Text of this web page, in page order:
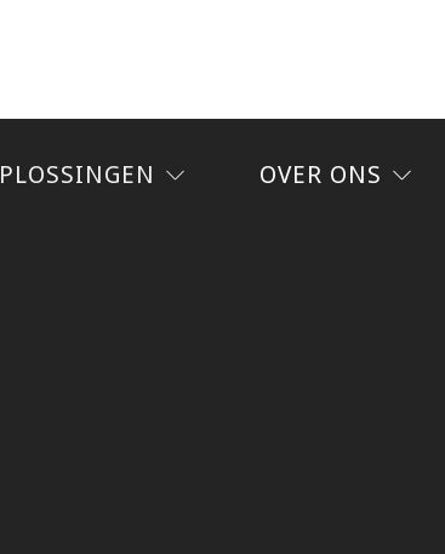
OVER ONS